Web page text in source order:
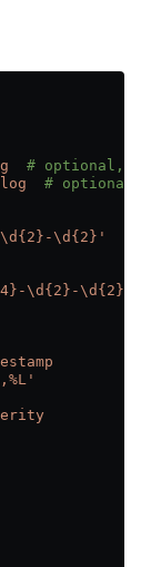
# optional,
# optional,
\d{2}'
\d{2}-\d{2}